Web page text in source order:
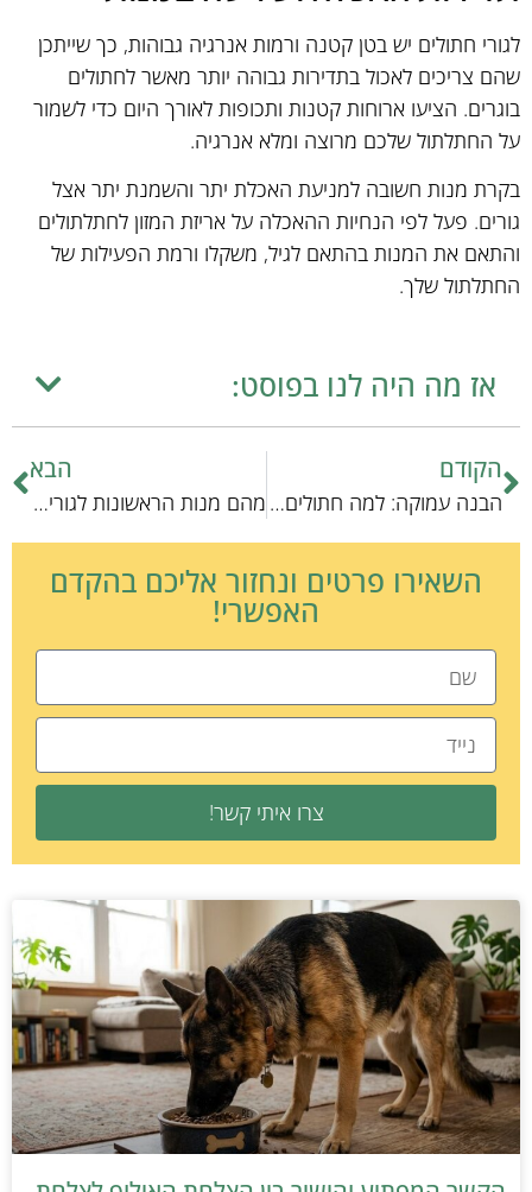
לגורי חתולים יש בטן קטנה ורמות אנרגיה גבוהות, כך שייתכן
שהם צריכים לאכול בתדירות גבוהה יותר מאשר לחתולים
בוגרים. הציעו ארוחות קטנות ותכופות לאורך היום כדי לשמור
על החתלתול שלכם מרוצה ומלא אנרגיה.
בקרת מנות חשובה למניעת האכלת יתר והשמנת יתר אצל
גורים. פעל לפי הנחיות ההאכלה על אריזת המזון לחתלתולים
והתאם את המנות בהתאם לגיל, משקלו ורמת הפעילות של
החתלתול שלך.
אז מה היה לנו בפוסט:
הקודם
הבנה עמוקה: למה חתולים מיאוים
הבא
מהם מנות הראשונות לגורי החתולים שלך?
השאירו פרטים ונחזור אליכם בהקדם
האפשרי!
צרו איתי קשר!